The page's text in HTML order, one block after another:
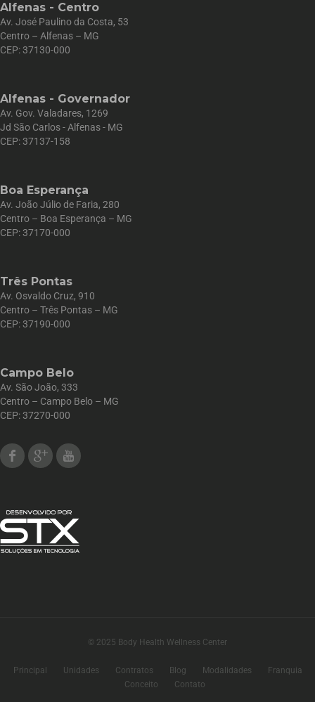
Alfenas - Centro
Av. José Paulino da Costa, 53
Centro – Alfenas – MG
CEP: 37130-000
Alfenas - Governador
Av. Gov. Valadares, 1269
Jd São Carlos - Alfenas - MG
CEP: 37137-158
Boa Esperança
Av. João Júlio de Faria, 280
Centro – Boa Esperança – MG
CEP: 37170-000
Três Pontas
Av. Osvaldo Cruz, 910
Centro – Três Pontas – MG
CEP: 37190-000
Campo Belo
Av. São João, 333
Centro – Campo Belo – MG
CEP: 37270-000
FacebookGoogle Plus
© 2025 Body Health Wellness Center
Principal Unidades Contratos Blog Modalidades
Franquia
Conceito
Contato